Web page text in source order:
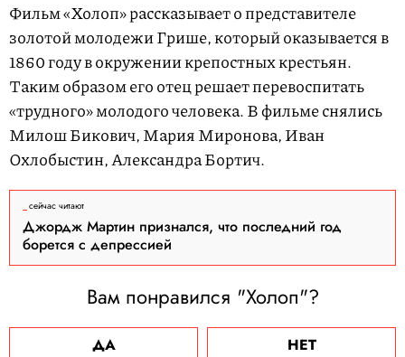
Фильм «Холоп» рассказывает о представителе
золотой молодежи Грише, который оказывается в
1860 году в окружении крепостных крестьян.
Таким образом его отец решает перевоспитать
«трудного» молодого человека. В фильме снялись
Милош Бикович, Мария Миронова, Иван
Охлобыстин, Александра Бортич.
сейчас читают
Джордж Мартин признался, что последний год
борется с депрессией
Вам понравился "Холоп"?
ДА НЕТ